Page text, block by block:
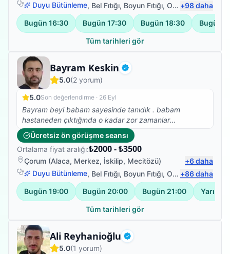
e çok teşşekkür ederim onun sayesinde ameliyattan
kurtuldum.
Duyu Bütünleme, Bel Fıtığı, Boyun Fıtığı, Omuz Bağ Yaralanması +98daha
Bugün 16:30 Bugün 17:30 Bugün 18:30 Bugün
Tüm tarihleri gör
Bayram Keskin Doğrulanmış
Fizyoterapist
5.0(2 yorum)
5.0Son değerlendirme · 26 Eyl
Bayram beyi babam sayesinde tanıdık . babam
hastaneden çıktığında o kadar zor zamanlar
geçiriyordu ki sol tarafı hissizdi oturamıyordu.
trakeostomisi vardı ve nefes almada zorlanıyordu.
Bayram bey'e ne kadar teşekkür etsek az. Uyguladığı
fizik tedavi ve nefes terapileri ile babam kısa sürede
ayaklandı üstelik bir hastaya nasıl moral verileceğini iyi
biliyor. Çok memnun kaldık sonsuz minnettarız
Ücretsiz ön görüşme seansı
Ortalama fiyat aralığı:₺2000 - ₺3500
Çorum (Alaca, Merkez, İskilip, Mecitözü) +6daha
Duyu Bütünleme, Bel Fıtığı, Boyun Fıtığı, Omuz Bağ Yaralanması +86daha
Bugün 19:00 Bugün 20:00 Bugün 21:00 Yarın
Tüm tarihleri gör
Ali Reyhanioğlu Doğrulanmış
Uzman Fizyoterapist
5.0(1 yorum)